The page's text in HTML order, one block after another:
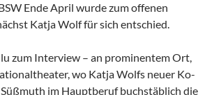
Ende April wurde zum offenen
Katja Wolf für sich entschied.
zum Interview – an prominentem Ort,
wo Katja Wolfs neuer Ko-
im Hauptberuf buchstäblich die